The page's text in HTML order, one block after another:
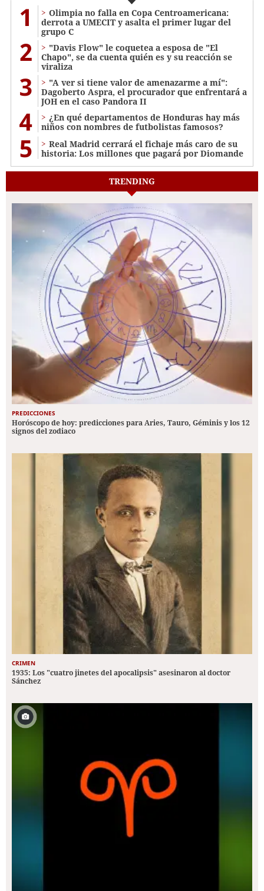
1
Olimpia no falla en Copa Centroamericana:
derrota a UMECIT y asalta el primer lugar del
grupo C
2
"Davis Flow" le coquetea a esposa de "El
Chapo", se da cuenta quién es y su reacción se
viraliza
3
"A ver si tiene valor de amenazarme a mí":
Dagoberto Aspra, el procurador que enfrentará a
JOH en el caso Pandora II
4
¿En qué departamentos de Honduras hay más
niños con nombres de futbolistas famosos?
5
Real Madrid cerrará el fichaje más caro de su
historia: Los millones que pagará por Diomande
TRENDING
PREDICCIONES
Horóscopo de hoy: predicciones para Aries, Tauro, Géminis y los 12
signos del zodiaco
CRIMEN
1935: Los "cuatro jinetes del apocalipsis" asesinaron al doctor
Sánchez